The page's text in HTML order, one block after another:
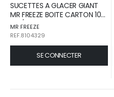
SUCETTES A GLACER GIANT
MR FREEZE BOITE CARTON 105
ML /64
MR FREEZE
REF.8104329
SE CONNECTER